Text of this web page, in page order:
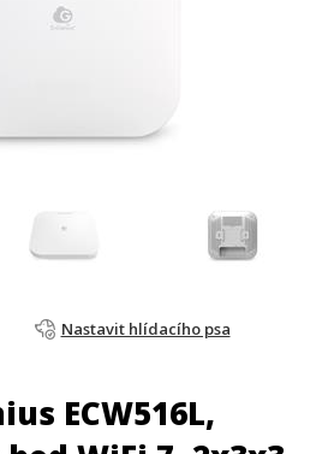
Nastavit hlídacího psa
ECW516L,